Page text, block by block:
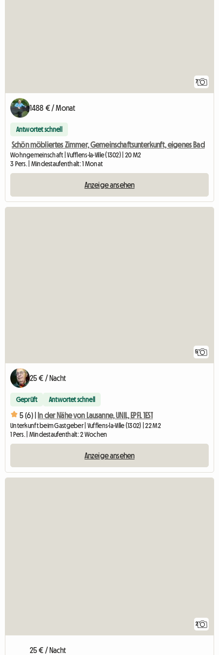
7
1488 € / Monat
Antwortet schnell
Schön möbliertes Zimmer, Gemeinschaftsunterkunft, eigenes Bad
Wohngemeinschaft | Vufflens-la-Ville (1302) | 20 M2
3 Pers. | Mindestaufenthalt: 1 Monat
Anzeige ansehen
5
25 € / Nacht
Geprüft Antwortet schnell
5 (6) | In der Nähe von Lausanne, UNIL, EPFL 1EST
Unterkunft beim Gastgeber | Vufflens-la-Ville (1302) | 22 M2
1 Pers. | Mindestaufenthalt: 2 Wochen
Anzeige ansehen
2
25 € / Nacht